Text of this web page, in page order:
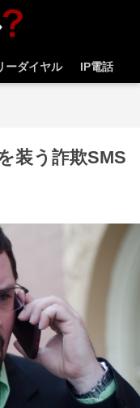
ーダイヤル IP電話
装う詐欺SMS